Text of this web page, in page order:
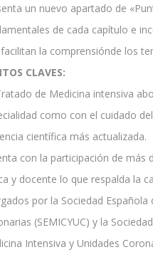
un nuevo apartado de
de cada capítulo e
la comprensiónde los
CLAVES:
de Medicina intensiva
como con el cuidado
científica más actualizada.
con la participación de más
y docente lo que respalda la
por la Sociedad Española
(SEMICYUC) y la
Intensiva y Unidades